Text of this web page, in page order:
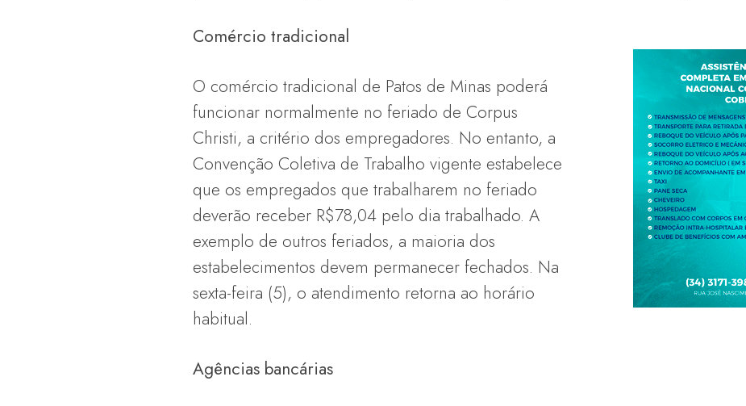
Comércio tradicional
O comércio tradicional de Patos de Minas poderá
funcionar normalmente no feriado de Corpus
Christi, a critério dos empregadores. No entanto, a
Convenção Coletiva de Trabalho vigente estabelece
que os empregados que trabalharem no feriado
deverão receber R$78,04 pelo dia trabalhado. A
exemplo de outros feriados, a maioria dos
estabelecimentos devem permanecer fechados. Na
sexta-feira (5), o atendimento retorna ao horário
habitual.
Agências bancárias